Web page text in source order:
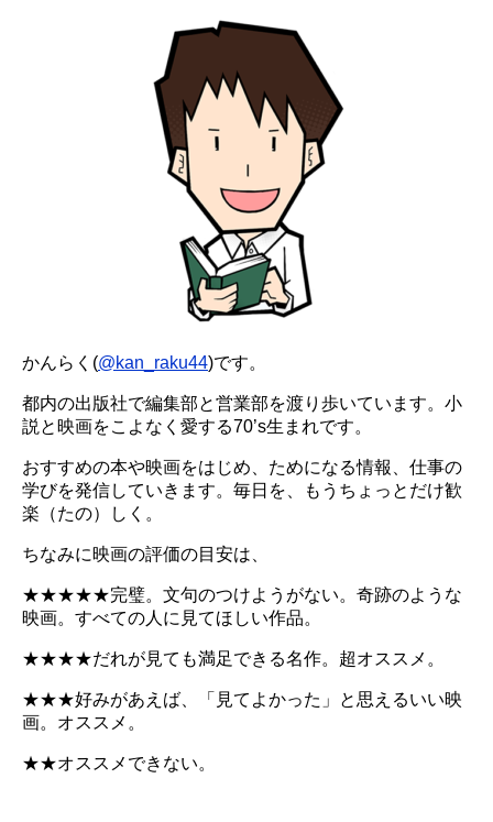
かんらく(@kan_raku44)です。
都内の出版社で編集部と営業部を渡り歩いています。小
説と映画をこよなく愛する70’s生まれです。
おすすめの本や映画をはじめ、ためになる情報、仕事の
学びを発信していきます。毎日を、もうちょっとだけ歓
楽（たの）しく。
ちなみに映画の評価の目安は、
★★★★★完璧。文句のつけようがない。奇跡のような
映画。すべての人に見てほしい作品。
★★★★だれが見ても満足できる名作。超オススメ。
★★★好みがあえば、「見てよかった」と思えるいい映
画。オススメ。
★★オススメできない。